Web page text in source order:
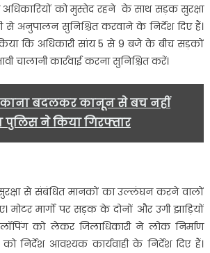
सुरक्षा
समिति
की
बैठक
अधिकारियों को मुस्तेद रहने के साथ सड़क सुरक्षा
अनुपालन सुनिश्चित करवाने के निर्देश दिए हैं।
कि अधिकारी सांय 5 से 9 बजे के बीच सड़कों
चालानी कार्रवाई करना सुनिश्चित करें।
बदलकर कानून से बच नहीं
पुलिस ने किया गिरफ्तार
से संबंधित मानकों का उल्लंघन करने वालों
मोटर मार्गो पर सड़क के दोनों और उगी झाड़ियों
को लेकर जिलाधिकारी ने लोक निर्माण
निर्देश आवश्यक कार्यवाही के निर्देश दिए हैं।